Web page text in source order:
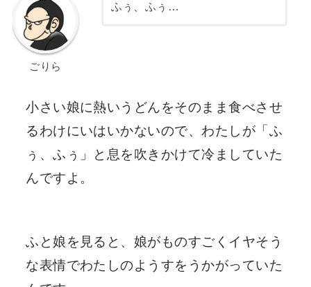
ごりら
ふぅ、ふぅ…
小さい娘に熱いうどんをそのまま食べさせ
るわけにいはいかないので、わたしが「ふ
ぅ、ふぅ」と息を吹きかけて冷ましていた
んですよ。
ふと娘を見ると、娘がものすごくイヤそう
な表情でわたしのようすをうかがっていた